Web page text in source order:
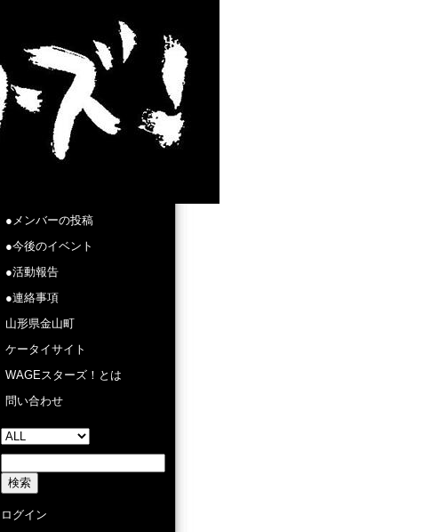
●メンバーの投稿
●今後のイベント
●活動報告
●連絡事項
山形県金山町
ケータイサイト
WAGEスターズ！とは
問い合わせ
ログイン